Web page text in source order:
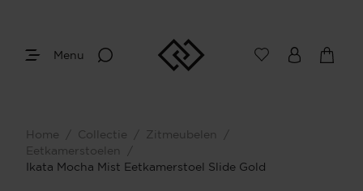
Menu
Home / Collectie / Zitmeubelen
/
Eetkamerstoelen
/
Ikata Mocha Mist Eetkamerstoel Slide Gold